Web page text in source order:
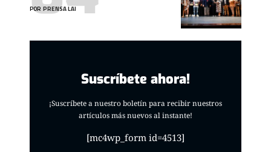
POR PRENSA LAI
Suscríbete ahora!
¡Suscríbete a nuestro boletín para recibir nuestros
artículos más nuevos al instante!
[mc4wp_form id=4513]